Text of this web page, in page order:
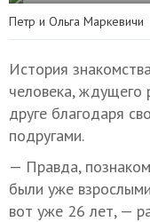
Петр и Ольга Маркевичи
История
человека, ждущего
друге благодаря
подругами.
— Правда,
были уже
вот уже 26 лет, —